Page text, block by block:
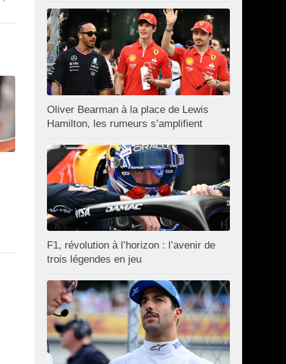
Oliver Bearman à la place de Lewis
Hamilton, les rumeurs s’amplifient
F1, révolution à l’horizon : l’avenir de
trois légendes en jeu